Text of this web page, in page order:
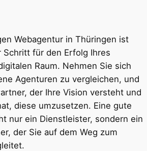
Webagentur in Thüringen ist
für den Erfolg Ihres
Raum. Nehmen Sie sich
Agenturen zu vergleichen, und
der Ihre Vision versteht und
diese umzusetzen. Eine gute
nur ein Dienstleister, sondern ein
der Sie auf dem Weg zum